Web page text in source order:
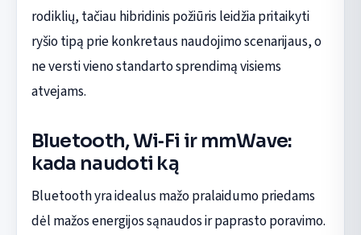
rodiklių, tačiau hibridinis požiūris leidžia pritaikyti
ryšio tipą prie konkretaus naudojimo scenarijaus, o
ne versti vieno standarto sprendimą visiems
atvejams.
Bluetooth, Wi‑Fi ir mmWave:
kada naudoti ką
Bluetooth yra idealus mažo pralaidumo priedams
dėl mažos energijos sąnaudos ir paprasto poravimo.